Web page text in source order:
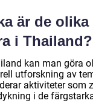
är de
i Thailand?
kan man göra
utforskning av
aktiviteter som
i de